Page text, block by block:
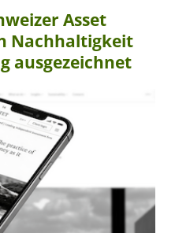
Asset
Nachhaltigkeit
ausgezeichnet